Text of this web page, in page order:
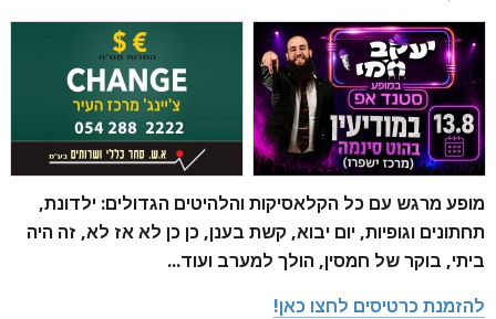
מופע מרגש עם כל הקלאסיקות והלהיטים הגדולים: ילדונת,
תחתונים וגופיות, יום יבוא, קשת בענן, כן כן לא אז לא, זה היה
ביתי, בוקר של חמסין, הולך למערב ועוד...
להזמנת כרטיסים לחצו כאן!